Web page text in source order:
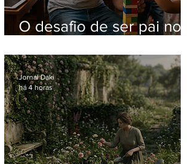
O desafio de ser pai no
Jornal Daki
há 4 horas